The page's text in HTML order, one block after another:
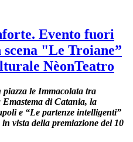
Evento fuori
"Le Troiane”
NèonTeatro
piazza le Immacolata tra
di Catania, la
e “Le partenze intelligenti”
vista della premiazione del 10